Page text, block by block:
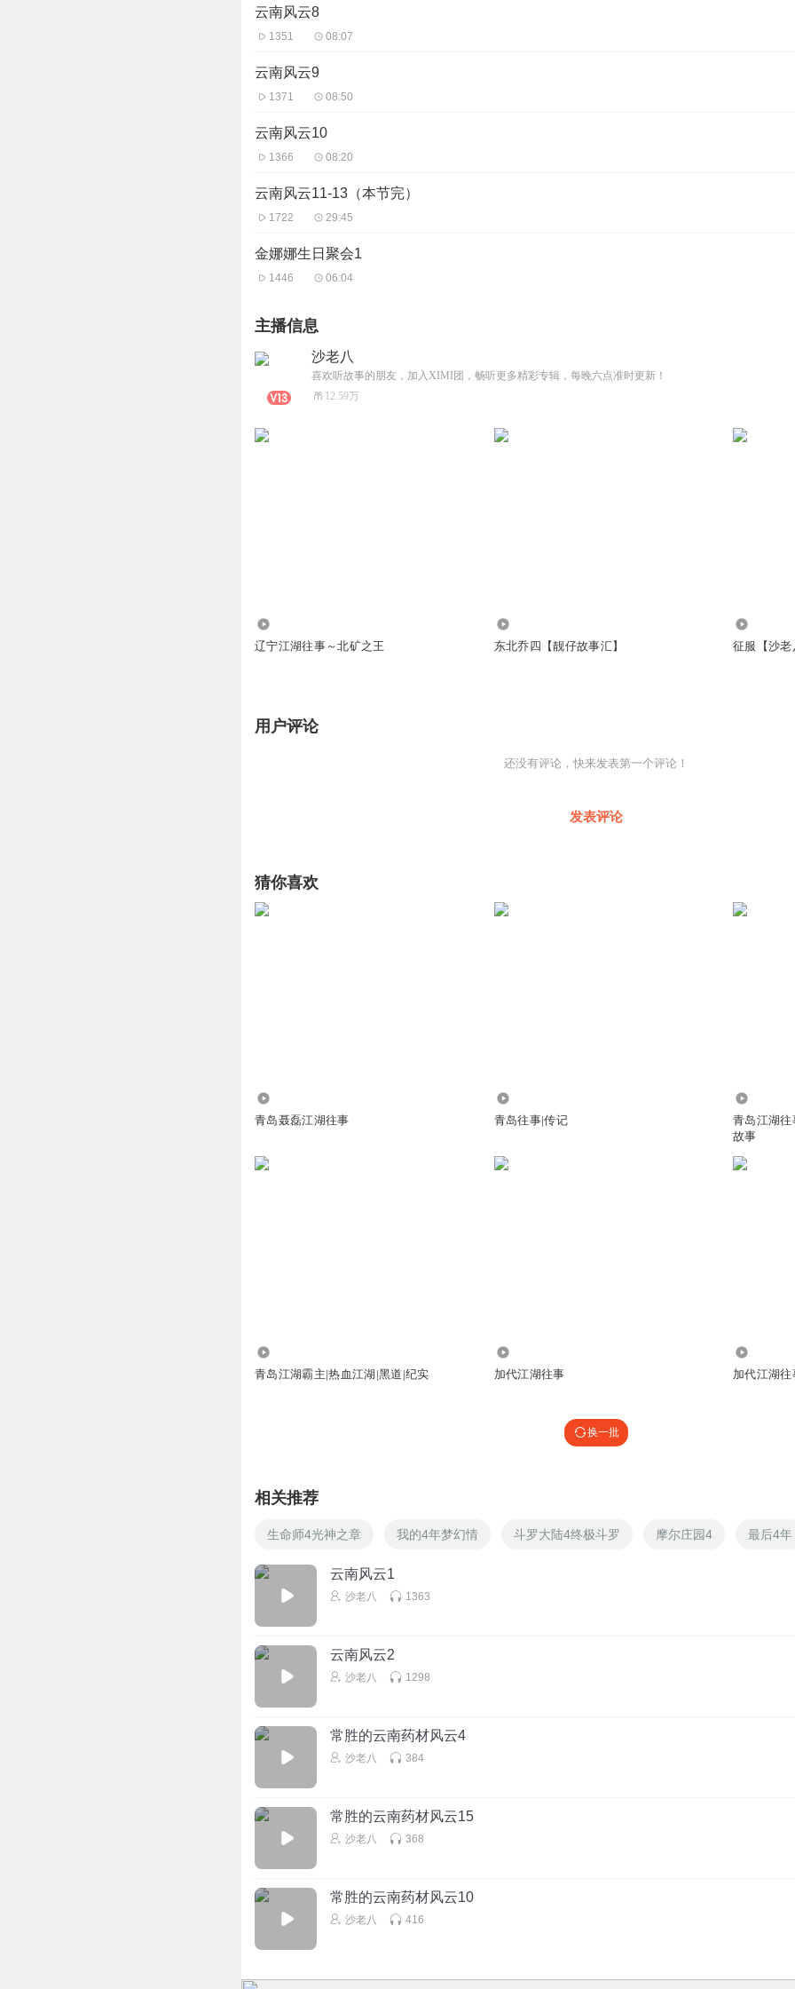
云南风云8
1351 08:07
云南风云9
1371 08:50
云南风云10
1366 08:20
云南风云11-13（本节完）
1722 29:45
金娜娜生日聚会1
1446 06:04
主播信息
沙老八
喜欢听故事的朋友，加入XIMI团，畅听更多精彩专辑，每晚六点准时更新！
12.59万
辽宁江湖往事～北矿之王 东北乔四【靓仔故事汇】 征服【沙
用户评论
还没有评论，快来发表第一个评论！
发表评论
猜你喜欢
青岛聂磊江湖往事 青岛往事|传记
青岛江湖
故事
青岛江湖霸主|热血江湖|黑道|纪实 加代江湖往事 加代江湖往
换一批
相关推荐
生命师4光神之章 我的4年梦幻情 斗罗大陆4终极斗罗 摩尔庄园4 最后4年
云南风云1
沙老八 1363
云南风云2
沙老八 1298
常胜的云南药材风云4
沙老八 384
常胜的云南药材风云15
沙老八 368
常胜的云南药材风云10
沙老八 416